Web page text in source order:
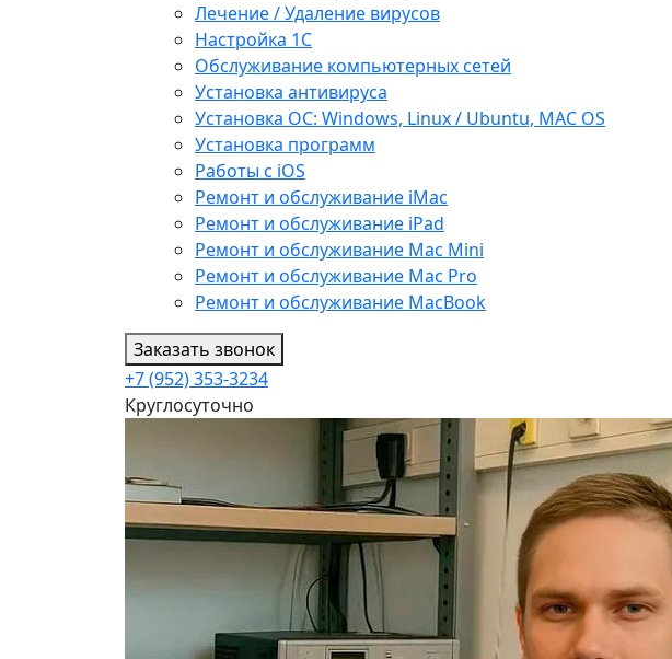
Лечение / Удаление вирусов
Настройка 1С
Обслуживание компьютерных сетей
Установка антивируса
Установка ОС: Windows, Linux / Ubuntu, МАС OS
Установка программ
Работы с iOS
Ремонт и обслуживание iMac
Ремонт и обслуживание iPad
Ремонт и обслуживание Mac Mini
Ремонт и обслуживание Mac Pro
Ремонт и обслуживание MacBook
Заказать звонок
+7 (952) 353-3234
Круглосуточно